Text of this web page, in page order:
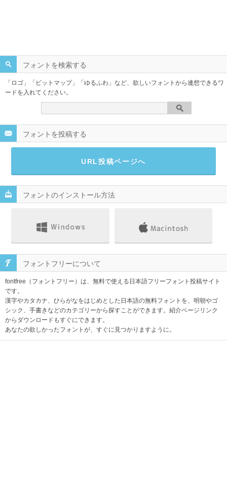
フォントを検索する
「ロゴ」「ビットマップ」「ゆるふわ」など、欲しいフォントから連想できるワ
ードを入れてください。
フォントを投稿する
URL投稿ページへ
フォントのインストール方法
フォントフリーについて
fontfree（フォントフリー）は、無料で使える日本語フリーフォント投稿サイト
です。
漢字やカタカナ、ひらがなをはじめとした日本語の無料フォントを、明朝やゴ
シック、手書きなどのカテゴリーから探すことができます。紹介ページリンク
からダウンロードもすぐにできます。
あなたの欲しかったフォントが、すぐに見つかりますように。